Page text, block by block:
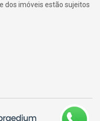
dos imóveis estão sujeitos